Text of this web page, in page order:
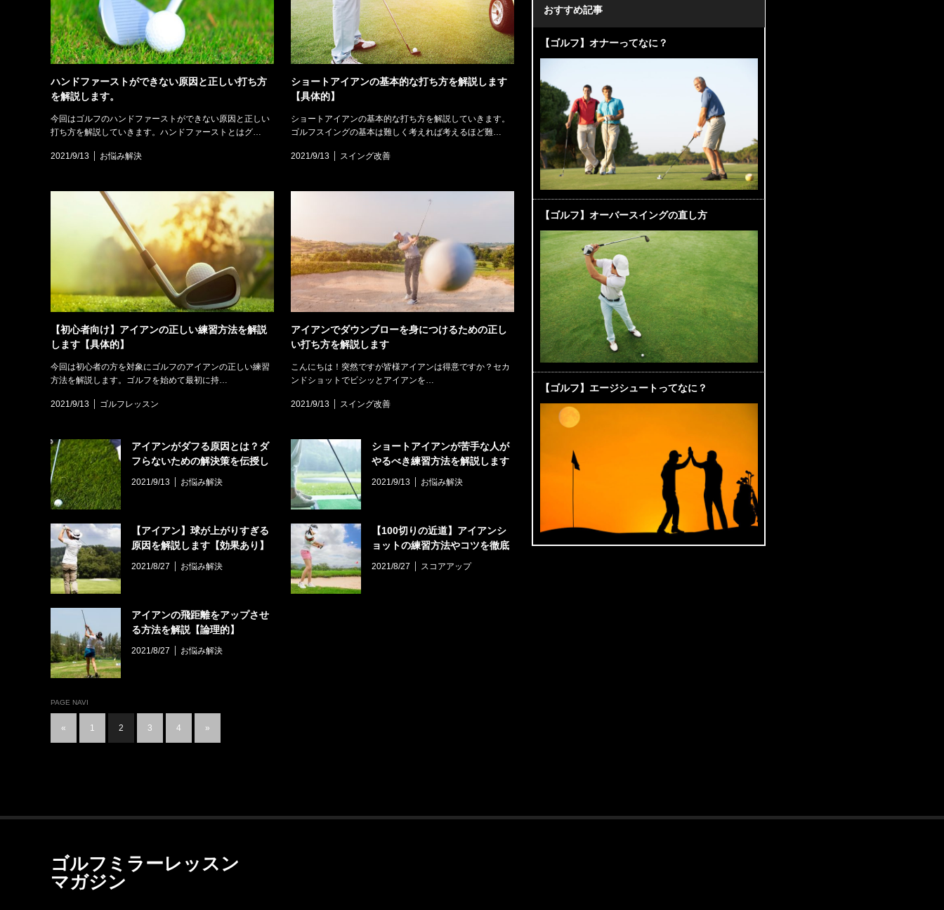
ハンドファーストができない原因と正しい打ち方
を解説します。
今回はゴルフのハンドファーストができない原因と正しい
打ち方を解説していきます。ハンドファーストとはグ…
2021/9/13 お悩み解決
ショートアイアンの基本的な打ち方を解説します
【具体的】
ショートアイアンの基本的な打ち方を解説していきます。
ゴルフスイングの基本は難しく考えれば考えるほど難…
2021/9/13 スイング改善
【初心者向け】アイアンの正しい練習方法を解説
します【具体的】
今回は初心者の方を対象にゴルフのアイアンの正しい練習
方法を解説します。ゴルフを始めて最初に持…
2021/9/13 ゴルフレッスン
アイアンでダウンブローを身につけるための正し
い打ち方を解説します
こんにちは！突然ですが皆様アイアンは得意ですか？セカ
ンドショットでビシッとアイアンを…
2021/9/13 スイング改善
アイアンがダフる原因とは？ダ
フらないための解決策を伝授し
2021/9/13 お悩み解決
ショートアイアンが苦手な人が
やるべき練習方法を解説します
【具体的】
2021/9/13 お悩み解決
【アイアン】球が上がりすぎる
原因を解説します【効果あり】
2021/8/27 お悩み解決
【100切りの近道】アイアンシ
ョットの練習方法やコツを徹底
解説します
2021/8/27 スコアアップ
アイアンの飛距離をアップさせ
る方法を解説【論理的】
2021/8/27 お悩み解決
PAGE NAVI
« 1 2 3 4 »
おすすめ記事
【ゴルフ】オナーってなに？
【ゴルフ】オーバースイングの直し方
【ゴルフ】エージシュートってなに？
ゴルフミラーレッスン
マガジン